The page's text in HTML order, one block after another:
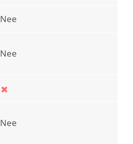
Nee
Nee
Nee